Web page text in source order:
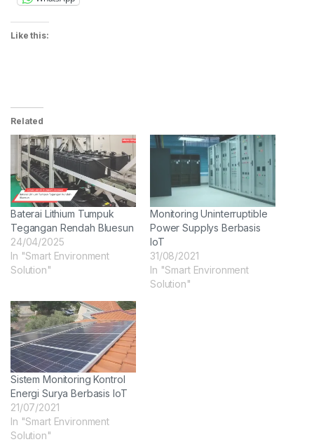
Like this:
Related
Baterai Lithium Tumpuk
Tegangan Rendah Bluesun
24/04/2025
In "Smart Environment
Solution"
Monitoring Uninterruptible
Power Supplys Berbasis
IoT
31/08/2021
In "Smart Environment
Solution"
Sistem Monitoring Kontrol
Energi Surya Berbasis IoT
21/07/2021
In "Smart Environment
Solution"